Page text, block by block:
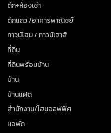
ตึก+ห้องเช่า
ตึกแถว /อาคารพาณิชย์
ทาวน์โฮม / ทาวน์เฮาส์
ที่ดิน
ที่ดินพร้อมบ้าน
บ้าน
บ้านแฝด
สำนักงาน/โฮมออฟฟิศ
หอพัก